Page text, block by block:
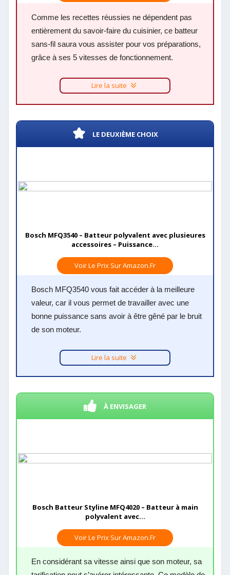
Comme les recettes réussies ne dépendent pas
entièrement du savoir-faire du cuisinier, ce batteur
sans-fil saura vous assister pour vos préparations,
grâce à ses 5 vitesses de fonctionnement.
Lire la suite
LE DEUXIÈME CHOIX
Bosch MFQ3540 – Batteur polyvalent avec plusieures
accessoires – Puissance...
Voir Le Prix Sur Amazon.fr
Bosch MFQ3540 vous fait accéder à la meilleure
valeur, car il vous permet de travailler avec une
bonne puissance sans avoir à être gêné par le bruit
de son moteur.
Lire la suite
À ENVISAGER
Bosch Batteur Styline MFQ4020 – Batteur à main
polyvalent avec...
Voir Le Prix Sur Amazon.fr
En considérant sa vitesse ainsi que son moteur, sa